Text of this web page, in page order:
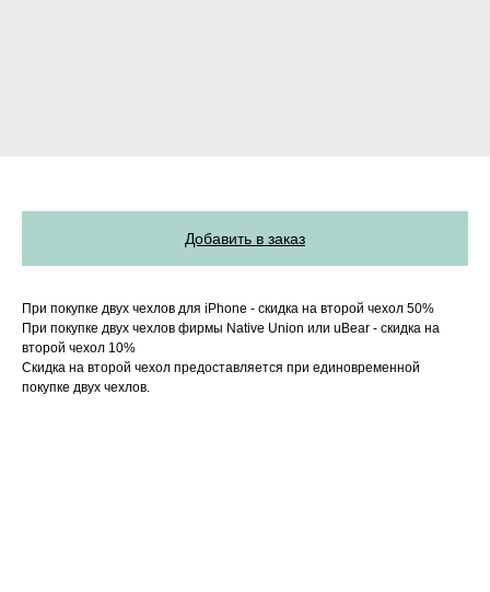
Добавить в заказ
При покупке двух чехлов для iPhone - скидка на второй чехол 50%
При покупке двух чехлов фирмы Native Union или uBear - скидка на
второй чехол 10%
Скидка на второй чехол предоставляется при единовременной
покупке двух чехлов.